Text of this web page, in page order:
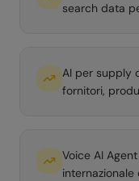
search data
AI per supply
fornitori,
Voice AI